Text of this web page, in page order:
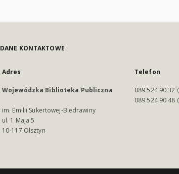
DANE KONTAKTOWE
Adres
Wojewódzka Biblioteka Publiczna
im. Emilii Sukertowej-Biedrawiny
ul. 1 Maja 5
10-117 Olsztyn
Telefon
089 524 90 32
089 524 90 48